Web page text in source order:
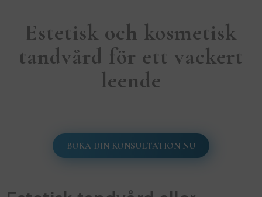
Estetisk och kosmetisk
tandvård för ett vackert
leende
BOKA DIN KONSULTATION NU